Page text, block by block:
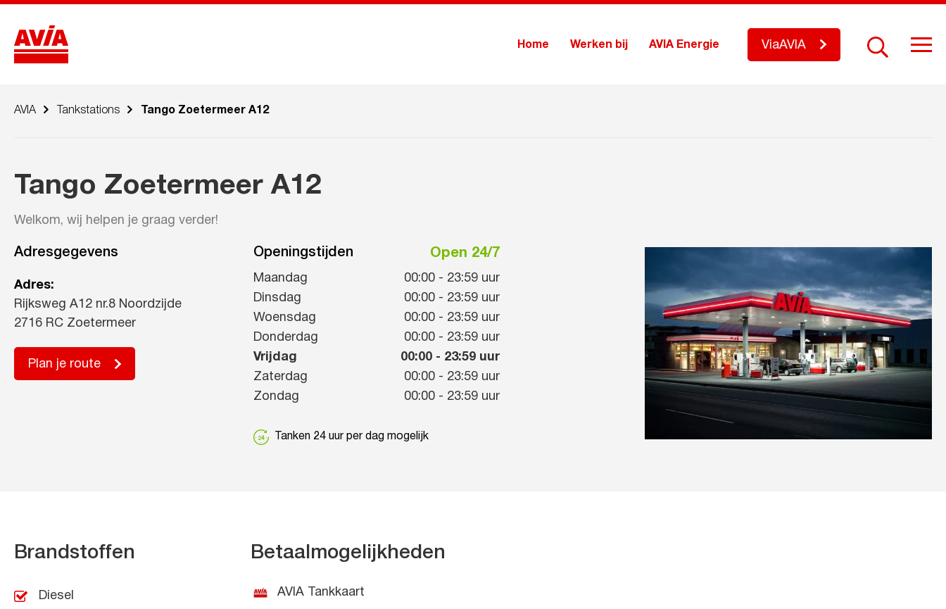
Home Werken bij AVIA Energie ViaAVIA
AVIA Tankstations Tango Zoetermeer A12
Tango Zoetermeer A12
Welkom, wij helpen je graag verder!
Adresgegevens
Adres:
Rijksweg A12 nr.8 Noordzijde
2716 RC Zoetermeer
Plan je route
Openingstijden Open 24/7
Maandag 00:00 - 23:59 uur
Dinsdag
00:00 - 23:59 uur
Woensdag
00:00 - 23:59 uur
Donderdag
00:00 - 23:59 uur
Vrijdag
00:00 - 23:59 uur
Zaterdag
00:00 - 23:59 uur
Zondag
00:00 - 23:59 uur
Tanken 24 uur per dag mogelijk
Brandstoffen
Diesel
Betaalmogelijkheden
AVIA Tankkaart